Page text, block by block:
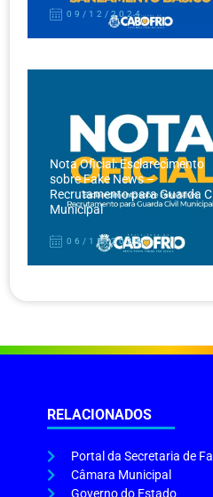
09/12/2024
Nota Oficial: Esclarecimento
sobre Fake News –
Recrutamento para Guarda
Municipal
06/12/2024
RELACIONADOS
Portal da Secretaria de
Câmara Municipal
Governo do Estado